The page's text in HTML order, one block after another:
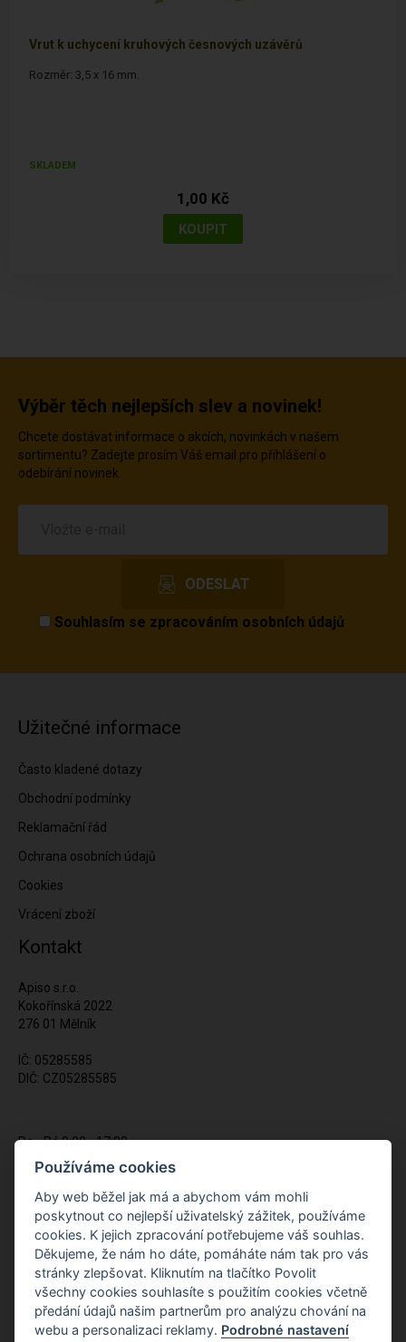
Vrut k uchycení kruhových česnových uzávěrů
Rozměr: 3,5 x 16 mm.
SKLADEM
1,00 Kč
Výběr těch nejlepších slev a novinek!
Chcete dostávat informace o akcích, novinkách v našem
sortimentu? Zadejte prosím Váš email pro přihlášení o
odebírání novinek.
Souhlasím se zpracováním osobních údajů
Užitečné informace
Často kladené dotazy
Obchodní podmínky
Reklamační řád
Ochrana osobních údajů
Cookies
Vrácení zboží
Kontakt
Apiso s.r.o.
Kokořínská 2022
276 01 Mělník
IČ: 05285585
DIČ: CZ05285585
Po - Pá 9:00 - 17:00
(12:00 - 12:30 pauza)
Napište nám kdykoliv!
info@apiso.cz
Používáme cookies
Aby web běžel jak má a abychom vám mohli
poskytnout co nejlepší uživatelský zážitek, používáme
cookies. K jejich zpracování potřebujeme váš souhlas.
Děkujeme, že nám ho dáte, pomáháte nám tak pro vás
stránky zlepšovat. Kliknutím na tlačítko Povolit
všechny cookies souhlasíte s použitím cookies včetně
předání údajů našim partnerům pro analýzu chování na
webu a personalizaci reklamy. Podrobné nastavení